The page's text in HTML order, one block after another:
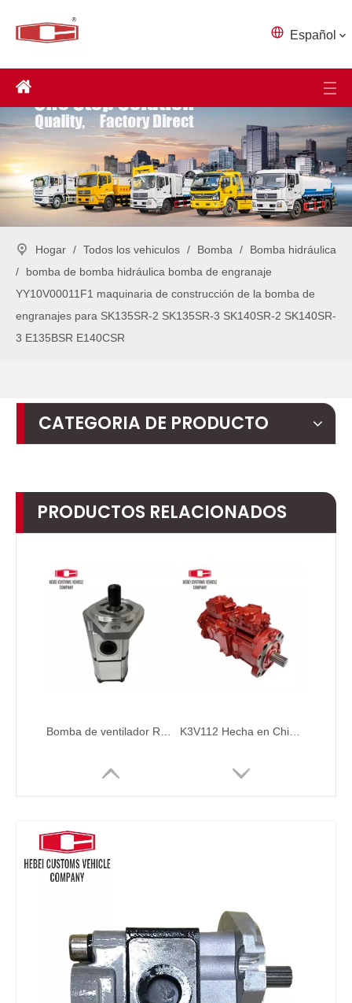
Español
Hogar / Todos los vehiculos / Bomba /
Bomba hidráulica
/
bomba de bomba hidráulica bomba de engranaje
YY10V00011F1 maquinaria de construcción de la bomba de
engranajes para SK135SR-2 SK135SR-3 SK140SR-2 SK140SR-
3 E135BSR E140CSR
CATEGORIA DE PRODUCTO
PRODUCTOS RELACIONADOS
Bomba de bomba de la bomba de engranajes bomba piloto 31QB-30130 31QB30130 Regulador de la bomba hidráulica R480-9 R520-9 para el conjunto de la bomba de excavadora Hyundai